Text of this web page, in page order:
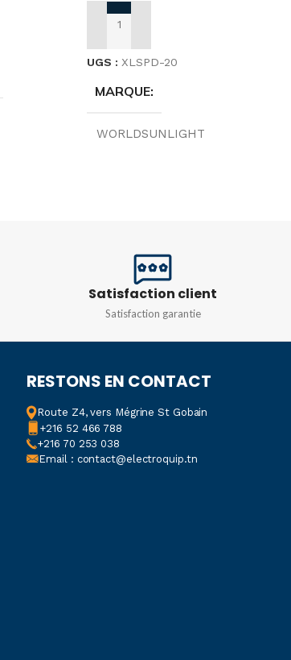
AJOUTER AU PANIER
UGS :XLSPD-20
MARQUE
WORLDSUNLIGHT
10–20 kA
Satisfaction client
Satisfaction garantie
RESTONS EN CONTACT
Route Z4, vers Mégrine St Gobain
+216 52 466 788
+216 70 253 038
Email : contact@electroquip.tn